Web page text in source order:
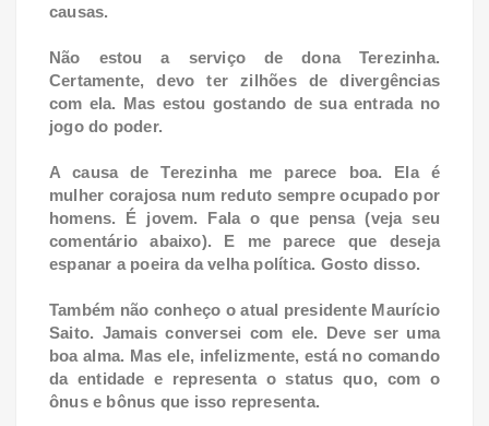
causas.
Não estou a serviço de dona Terezinha.
Certamente, devo ter zilhões de divergências
com ela. Mas estou gostando de sua entrada no
jogo do poder.
A causa de Terezinha me parece boa. Ela é
mulher corajosa num reduto sempre ocupado por
homens. É jovem. Fala o que pensa (veja seu
comentário abaixo). E me parece que deseja
espanar a poeira da velha política. Gosto disso.
Também não conheço o atual presidente Maurício
Saito. Jamais conversei com ele. Deve ser uma
boa alma. Mas ele, infelizmente, está no comando
da entidade e representa o status quo, com o
ônus e bônus que isso representa.